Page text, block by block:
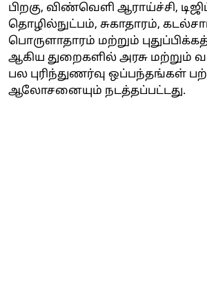
பிறகு, விண்வெளி ஆராய்ச்சி,
தொழில்நுட்பம், சுகாதாரம்,
பொருளாதாரம் மற்றும்
ஆகிய துறைகளில் அரசு மற்றும்
பல புரிந்துணர்வு ஒப்பந்தங்கள்
ஆலோசனையும் நடத்தப்பட்டது.